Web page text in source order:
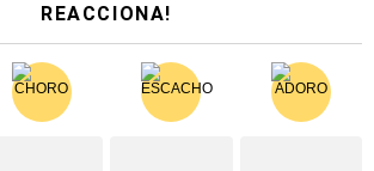
REACCIONA!